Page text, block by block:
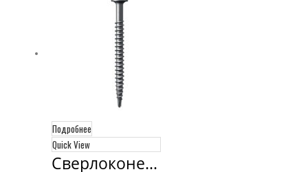
Подробнее
Quick View
Сверлоконечный